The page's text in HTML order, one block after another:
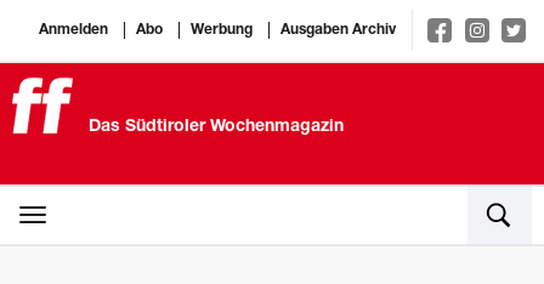
Anmelden Abo Werbung Ausgaben Archiv
Das Südtiroler Wochenmagazin